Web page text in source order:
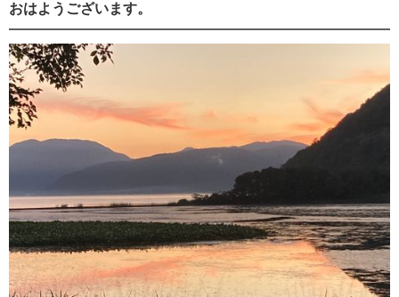
おはようございます。